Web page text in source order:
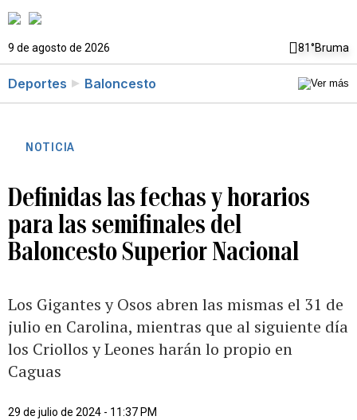
9 de agosto de 2026 81°Bruma
Deportes Baloncesto
NOTICIA
Definidas las fechas y horarios
para las semifinales del
Baloncesto Superior Nacional
Los Gigantes y Osos abren las mismas el 31 de
julio en Carolina, mientras que al siguiente día
los Criollos y Leones harán lo propio en
Caguas
29 de julio de 2024 - 11:37 PM